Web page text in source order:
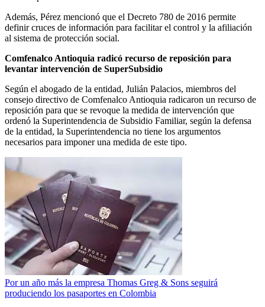
Además, Pérez mencionó que el Decreto 780 de 2016 permite
definir cruces de información para facilitar el control y la afiliación
al sistema de protección social.
Comfenalco Antioquia radicó recurso de reposición para
levantar intervención de SuperSubsidio
Según el abogado de la entidad, Julián Palacios, miembros del
consejo directivo de Comfenalco Antioquia radicaron un recurso de
reposición para que se revoque la medida de intervención que
ordenó la Superintendencia de Subsidio Familiar, según la defensa
de la entidad, la Superintendencia no tiene los argumentos
necesarios para imponer una medida de este tipo.
Por un año más la empresa Thomas Greg & Sons seguirá
produciendo los pasaportes en Colombia